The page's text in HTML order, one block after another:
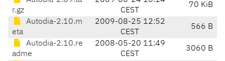
r.gz
CEST
70 KiB
Autodia-2.10.m
eta
2009-08-25 12:52
CEST
566 B
Autodia-2.10.re
adme
2008-05-20 11:49
CEST
3060 B